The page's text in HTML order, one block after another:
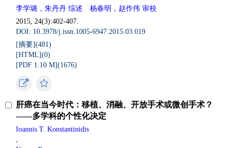
李学璐，朱丹丹 综述 杨春明，赵作伟 审校
2015, 24(3):402-407.
DOI: 10.3978/j.issn.1005-6947.2015.03.019
[摘要](481)
[HTML](0)
[PDF 1.10 M](1676)
肝癌在当今时代：移植、消融、开放手术或微创手术？
——多学科的个性化决定
Ioannis T. Konstantinidis
,